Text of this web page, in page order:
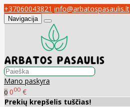
+37060043821 info@arbatospasaulis.lt
Navigacija
Mano paskyra
0 000 €
Prekių krepšelis tuščias!